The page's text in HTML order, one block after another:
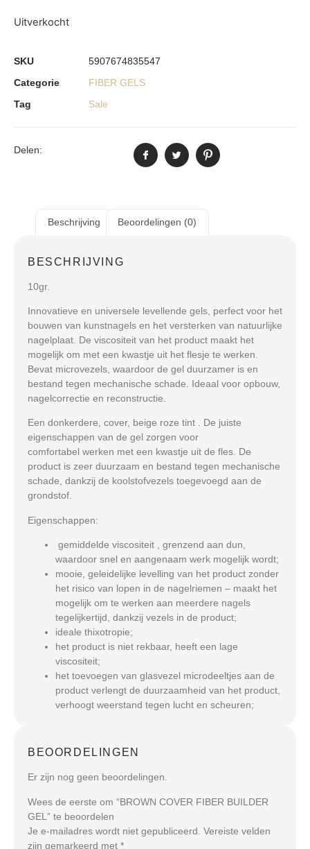
Uitverkocht
SKU
5907674835547
Categorie
FIBER GELS
Tag
Sale
Delen:
Beschrijving Beoordelingen (0)
BESCHRIJVING
10gr.
Innovatieve en universele levellende gels, perfect voor het
bouwen van kunstnagels en het versterken van natuurlijke
nagelplaat. De viscositeit van het product maakt het
mogelijk om met een kwastje uit het flesje te werken.
Bevat microvezels, waardoor de gel duurzamer is en
bestand tegen mechanische schade. Ideaal voor opbouw,
nagelcorrectie en reconstructie.
Een donkerdere, cover, beige roze tint . De juiste
eigenschappen van de gel zorgen voor
comfortabel werken met een kwastje uit de fles. De
product is zeer duurzaam en bestand tegen mechanische
schade, dankzij de koolstofvezels toegevoegd aan de
grondstof.
Eigenschappen:
gemiddelde viscositeit , grenzend aan dun,
waardoor snel en aangenaam werk mogelijk wordt;
mooie, geleidelijke levelling van het product zonder
het risico van lopen in de nagelriemen – maakt het
mogelijk om te werken aan meerdere nagels
tegelijkertijd, dankzij vezels in de product;
ideale thixotropie;
het product is niet rekbaar, heeft een lage
viscositeit;
het toevoegen van glasvezel microdeeltjes aan de
product verlengt de duurzaamheid van het product,
verhoogt weerstand tegen lucht en scheuren;
BEOORDELINGEN
Er zijn nog geen beoordelingen.
Wees de eerste om “BROWN COVER FIBER BUILDER
GEL” te beoordelen
Je e-mailadres wordt niet gepubliceerd. Vereiste velden
zijn gemarkeerd met *